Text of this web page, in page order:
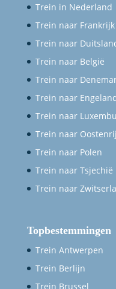
Trein in Nederland
Trein naar Frankrijk
Trein naar
Trein naar België
Trein naar
Trein naar
Trein naar
Trein naar
Trein naar Polen
Trein naar Tsjechië
Trein naar
Topbestemmingen
Trein Antwerpen
Trein Berlijn
Trein Brussel